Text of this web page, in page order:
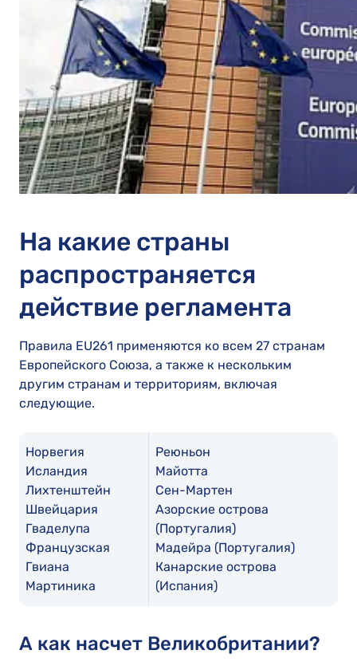
На какие страны
распространяется
действие регламента
Правила EU261 применяются ко всем 27 странам
Европейского Союза, а также к нескольким
другим странам и территориям, включая
следующие.
Норвегия
Исландия
Лихтенштейн
Швейцария
Гваделупа
Французская
Гвиана
Мартиника
Реюньон
Майотта
Сен-Мартен
Азорские острова
(Португалия)
Мадейра (Португалия)
Канарские острова
(Испания)
А как насчет Великобритании?